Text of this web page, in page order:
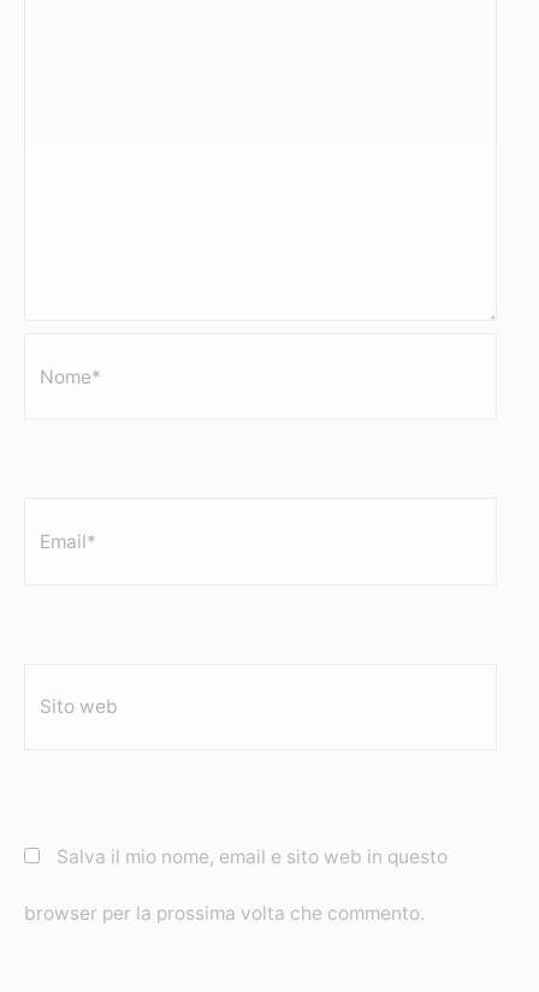
Salva il mio nome, email e sito web in questo
browser per la prossima volta che commento.